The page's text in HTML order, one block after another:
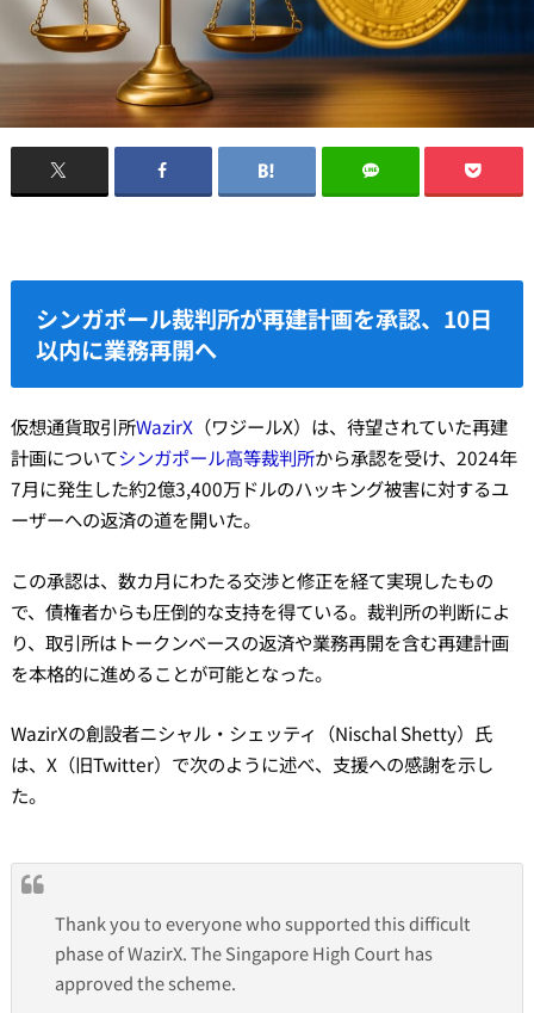
シンガポール裁判所が再建計画を承認、10日
以内に業務再開へ
仮想通貨取引所WazirX （ワジールX）は、待望されていた再建
計画についてシンガポール高等裁判所から承認を受け、2024年
7月に発生した約2億3,400万ドルのハッキング被害に対するユ
ーザーへの返済の道を開いた。
この承認は、数カ月にわたる交渉と修正を経て実現したもの
で、債権者からも圧倒的な支持を得ている。裁判所の判断によ
り、取引所はトークンベースの返済や業務再開を含む再建計画
を本格的に進めることが可能となった。
WazirXの創設者ニシャル・シェッティ（Nischal Shetty）氏
は、X（旧Twitter）で次のように述べ、支援への感謝を示し
た。
Thank you to everyone who supported this difficult
phase of WazirX. The Singapore High Court has
approved the scheme.